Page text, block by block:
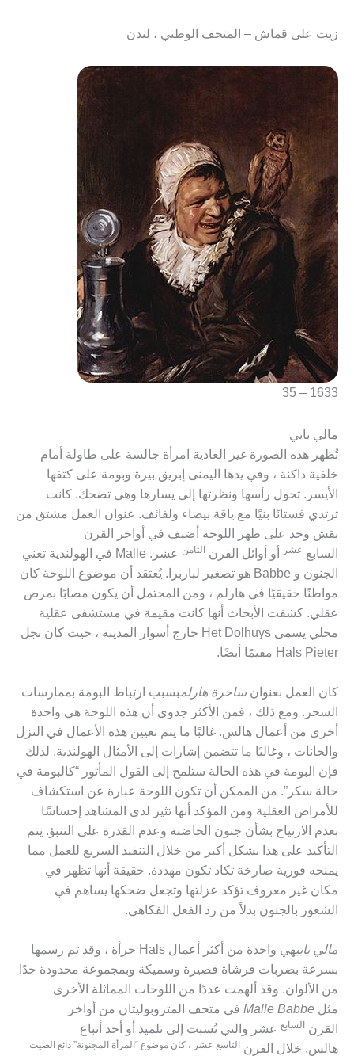
زيت على قماش – المتحف الوطني ، لندن
1633 – 35
مالي بابي
تُظهر هذه الصورة غير العادية امرأة جالسة على طاولة أمام
خلفية داكنة ، وفي يدها اليمنى إبريق بيرة وبومة على كتفها
الأيسر. تحول رأسها ونظرتها إلى يسارها وهي تضحك. كانت
ترتدي فستانًا بنيًا مع ياقة بيضاء ولفائف. عنوان العمل مشتق من
نقش وجد على ظهر اللوحة أضيف في أواخر القرن
السابع عشر أو أوائل القرن الثامن
عشر. Malle في الهولندية تعني
الجنون و Babbe هو تصغير لباربرا. يُعتقد أن موضوع اللوحة كان
مواطنًا حقيقيًا في هارلم ، ومن المحتمل أن يكون مصابًا بمرض
عقلي. كشفت الأبحاث أنها كانت مقيمة في مستشفى عقلية
محلي يسمى Het Dolhuys خارج أسوار المدينة ، حيث كان نجل
Hals Pieter مقيمًا أيضًا.
كان العمل بعنوانساحرة هارلمبسبب ارتباط البومة بممارسات
السحر. ومع ذلك ، فمن الأكثر جدوى أن هذه اللوحة هي واحدة
أخرى من أعمال هالس. غالبًا ما يتم تعيين هذه الأعمال في النزل
والحانات ، وغالبًا ما تتضمن إشارات إلى الأمثال الهولندية. لذلك
فإن البومة في هذه الحالة ستلمح إلى القول المأثور “كالبومة في
حالة سكر”. من الممكن أن تكون اللوحة عبارة عن استكشاف
للأمراض العقلية ومن المؤكد أنها تثير لدى المشاهد إحساسًا
بعدم الارتياح بشأن جنون الحاضنة وعدم القدرة على التنبؤ. يتم
التأكيد على هذا بشكل أكبر من خلال التنفيذ السريع للعمل مما
يمنحه فورية صارخة تكاد تكون مهددة. حقيقة أنها تظهر في
مكان غير معروف تؤكد عزلتها وتجعل ضحكها يساهم في
الشعور بالجنون بدلاً من رد الفعل الفكاهي.
مالي بابي
هي واحدة من أكثر أعمال Hals جرأة ، وقد تم رسمها
بسرعة بضربات فرشاة قصيرة وسميكة وبمجموعة محدودة جدًا
من الألوان. وقد ألهمت عددًا من اللوحات المماثلة الأخرى
مثل Malle Babbe في متحف المتروبوليتان من أواخر
القرن السابع عشر والتي نُسبت إلى تلميذ أو أحد أتباع
هالس. خلال القرن التاسع عشر ، كان موضوع “المرأة المجنونة” ذائع الصيت